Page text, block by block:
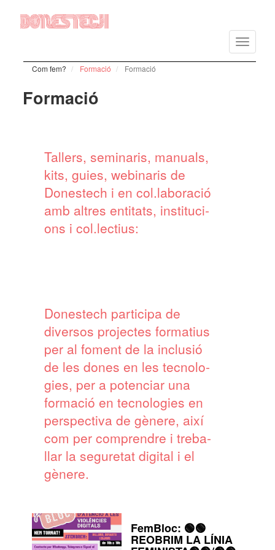
Vés
Toggle
Com fem?
Formació Formació
Formació
Tallers, semi­na­ris, manu­als,
kits, guies, webi­na­ris de
Dones­tech i en col.labo­ra­ció
amb altres enti­tats, insti­tu­ci­
ons i col.lectius:
Dones­tech parti­cipa de
diver­sos projec­tes forma­tius
per al foment de la inclu­sió
de les dones en les tecno­lo­
gies, per a poten­ciar una
forma­ció en tecno­lo­gies en
pers­pec­tiva de gènere, així
com per compren­dre i treba­
llar la segu­re­tat digi­tal i el
gènere.
🟢🟢
LA LÍNIA
Jornades
FemBloc.